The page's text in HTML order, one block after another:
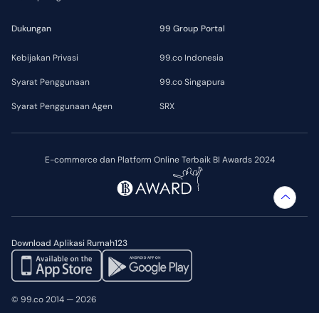
E-commerce dan Platform Online Terbaik BI Awards 2024
Download Aplikasi Rumah123
Dukungan
Kebijakan Privasi
Syarat Penggunaan
Syarat Penggunaan Agen
99 Group Portal
99.co Indonesia
99.co Singapura
SRX
© 99.co 2014 — 2026